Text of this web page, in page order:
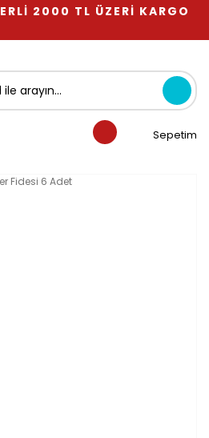
2000 TL ÜZERİ KARGO
Sepetim